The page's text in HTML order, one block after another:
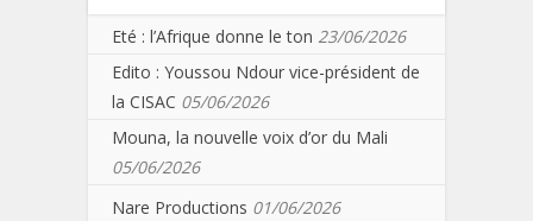
Eté : l’Afrique donne le ton 23/06/2026
Edito : Youssou Ndour vice-président de
la CISAC 05/06/2026
Mouna, la nouvelle voix d’or du Mali
05/06/2026
Nare Productions 01/06/2026